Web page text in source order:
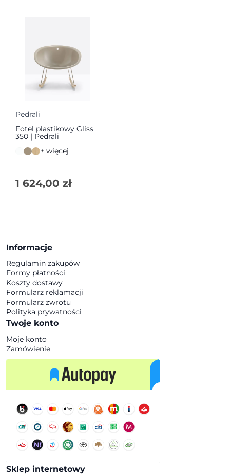
Pedrali
Fotel plastikowy Gliss
350 | Pedrali
+ więcej
1 624,00 zł
Informacje
Regulamin zakupów
Formy płatności
Koszty dostawy
Formularz reklamacji
Formularz zwrotu
Polityka prywatności
Twoje konto
Moje konto
Zamówienie
Sklep internetowy